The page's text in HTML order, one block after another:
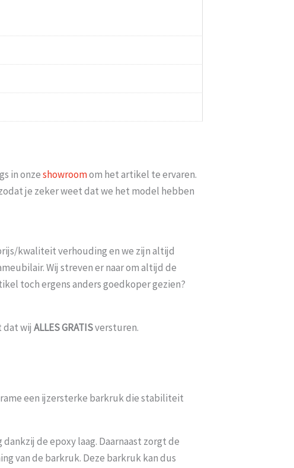
2026
in onzeshowroomom het artikel te ervaren.
je zeker weet dat we het model hebben
kwaliteit verhouding en we zijn altijd
Wij streven er naar om altijd de
toch ergens anders goedkoper gezien?
dat wij ALLESGRATISversturen.
een ijzersterke barkruk die stabiliteit
de epoxy laag. Daarnaast zorgt de
van de barkruk. Deze barkruk kan dus